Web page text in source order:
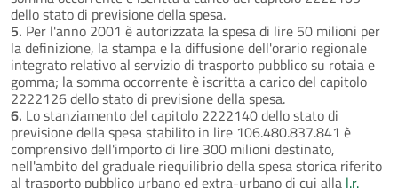
dello stato di previsione della spesa.
5. Per l'anno 2001 è autorizzata la spesa di lire 50 milioni per
la definizione, la stampa e la diffusione dell'orario regionale
integrato relativo al servizio di trasporto pubblico su rotaia e
gomma; la somma occorrente è iscritta a carico del capitolo
2222126 dello stato di previsione della spesa.
6. Lo stanziamento del capitolo 2222140 dello stato di
previsione della spesa stabilito in lire 106.480.837.841 è
comprensivo dell'importo di lire 300 milioni destinato,
nell'ambito del graduale riequilibrio della spesa storica riferito
al trasporto pubblico urbano ed extra-urbano di cui alla l.r.